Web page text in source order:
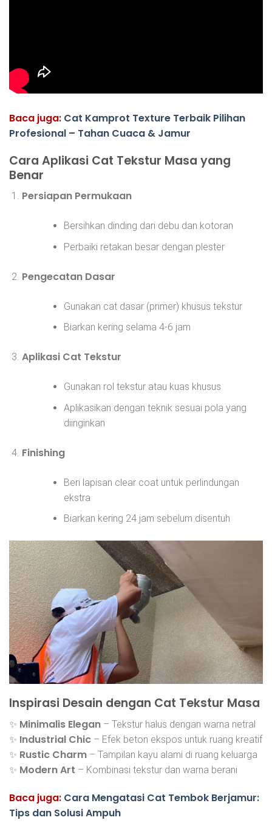
Baca juga: Cat Kamprot Texture Terbaik Pilihan
Profesional – Tahan Cuaca & Jamur
Cara Aplikasi Cat Tekstur Masa yang
Benar
Persiapan Permukaan
Bersihkan dinding dari debu dan kotoran
Perbaiki retakan besar dengan plester
Pengecatan Dasar
Gunakan cat dasar (primer) khusus tekstur
Biarkan kering selama 4-6 jam
Aplikasi Cat Tekstur
Gunakan rol tekstur atau kuas khusus
Aplikasikan dengan teknik sesuai pola yang
diinginkan
Finishing
Beri lapisan clear coat untuk perlindungan
ekstra
Biarkan kering 24 jam sebelum disentuh
Inspirasi Desain dengan Cat Tekstur Masa
✨ Minimalis Elegan – Tekstur halus dengan warna netral
✨ Industrial Chic – Efek beton ekspos untuk ruang kreatif
✨ Rustic Charm – Tampilan kayu alami di ruang keluarga
✨ Modern Art – Kombinasi tekstur dan warna berani
Baca juga: Cara Mengatasi Cat Tembok Berjamur:
Tips dan Solusi Ampuh